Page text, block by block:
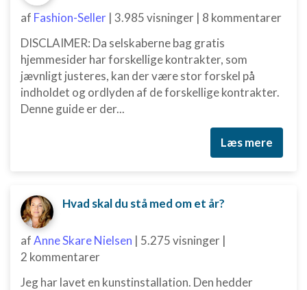
af Fashion-Seller | 3.985 visninger | 8 kommentarer
DISCLAIMER: Da selskaberne bag gratis
hjemmesider har forskellige kontrakter, som
jævnligt justeres, kan der være stor forskel på
indholdet og ordlyden af de forskellige kontrakter.
Denne guide er der...
Læs mere
Hvad skal du stå med om et år?
afAnne Skare Nielsen | 5.275 visninger |
2 kommentarer
Jeg har lavet en kunstinstallation. Den hedder